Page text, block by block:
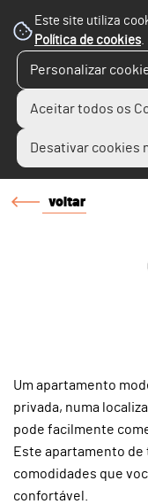
Este site utiliza
Política de cookies.
Personalizar
Aceitar todos os
Desativar cookies
voltar
Um apartamento
privada, numa
pode facilmente
Este apartamento
comodidades que
confortável.